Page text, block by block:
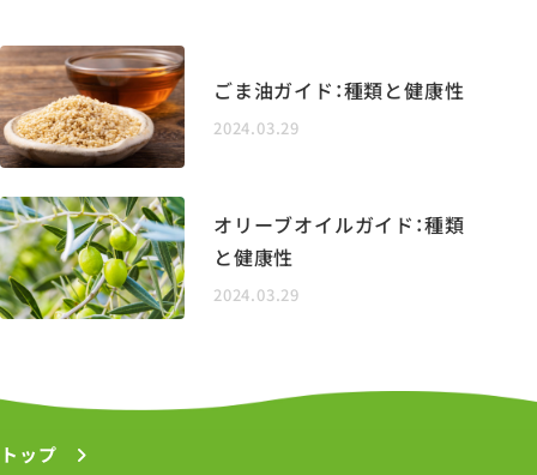
ごま油ガイド：種類と健康性
2024.03.29
オリーブオイルガイド：種類
と健康性
2024.03.29
トップ